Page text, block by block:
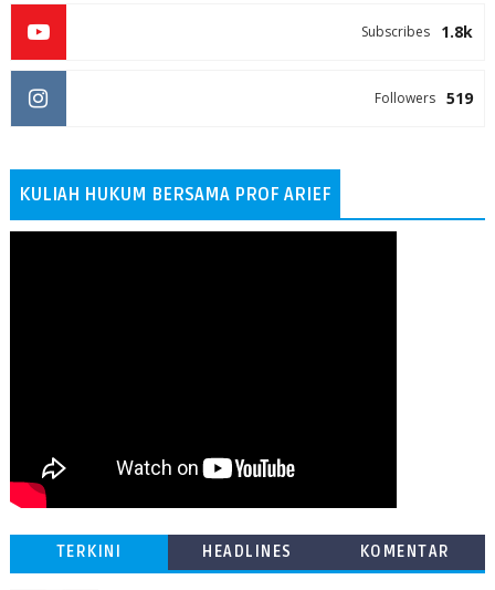
1.8k
Subscribes
519
Followers
KULIAH HUKUM BERSAMA PROF ARIEF
TERKINI HEADLINES KOMENTAR